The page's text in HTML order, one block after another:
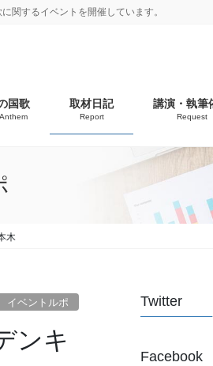
関するイベントを開催しています。
国歌 取材日記
Report
講演・執筆
Request
木
イベントルポ
ンキ
Twitter
Facebook